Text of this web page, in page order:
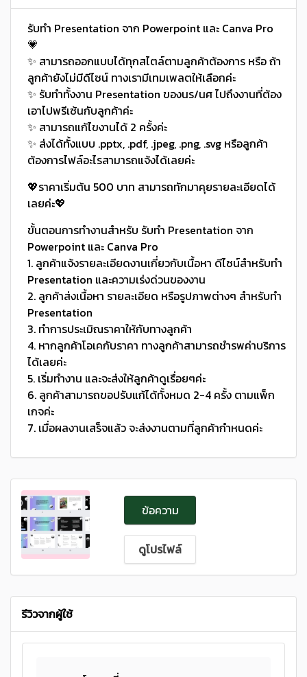
รับทำ Presentation จาก Powerpoint และ Canva Pro
💗
✨ สามารถออกแบบได้ทุกสไตล์ตามลูกค้าต้องการ หรือ ถ้า
ลูกค้ายังไม่มีดีไซน์ ทางเรามีเทมเพลตให้เลือกค่ะ
✨ รับทำทั้งงาน Presentation ของนร/นศ ไปถึงงานที่ต้อง
เอาไปพรีเซ้นกับลูกค้าค่ะ
✨ สามารถแก้ไขงานได้ 2 ครั้งค่ะ
✨ ส่งได้ทั้งแบบ .pptx, .pdf, .jpeg, .png, .svg หรือลูกค้า
ต้องการไฟล์อะไรสามารถแจ้งได้เลยค่ะ
💖ราคาเริ่มต้น 500 บาท สามารถทักมาคุยรายละเอียดได้
เลยค่ะ💖
ขั้นตอนการทำงานสำหรับ รับทำ Presentation จาก
Powerpoint และ Canva Pro
1. ลูกค้าแจ้งรายละเอียดงานเกี่ยวกับเนื้อหา ดีไซน์สำหรับทำ
Presentation และความเร่งด่วนของงาน
2. ลูกค้าส่งเนื้อหา รายละเอียด หรือรูปภาพต่างๆ สำหรับทำ
Presentation
3. ทำการประเมิณราคาให้กับทางลูกค้า
4. หากลูกค้าโอเคกับราคา ทางลูกค้าสามารถชำรพค่าบริการ
ได้เลยค่ะ
5. เริ่มทำงาน และจะส่งให้ลูกค้าดูเรื่อยๆค่ะ
6. ลูกค้าสามารถขอปรับแก้ได้ทั้งหมด 2-4 ครั้ง ตามแพ็ก
เกจค่ะ
7. เมื่อผลงานเสร็จแล้ว จะส่งงานตามที่ลูกค้ากำหนดค่ะ
ข้อความ
ดูโปรไฟล์
รีวิวจากผู้ใช้